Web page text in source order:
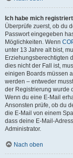
Ich habe mich
Überprüfe zuerst, ob du
Passwort eingegeben
Möglichkeiten. Wenn
unter 13 Jahre alt bist,
Erziehungsberechtigten
dies nicht der Fall ist,
einigen Boards müssen
werden – entweder
der Registrierung wurde
Wenn du eine E-Mail
Ansonsten prüfe, ob du
die E-Mail von einem
dass deine E-Mail-
Administrator.
Nach oben